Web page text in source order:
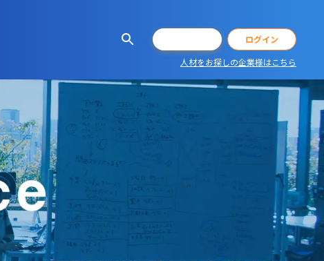
ログイン
人材をお探しの企業様はこちら